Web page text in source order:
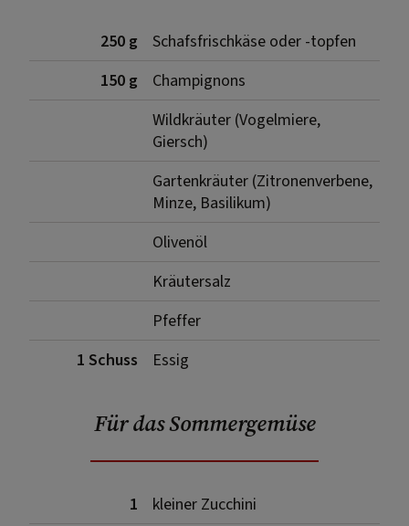
250 g
Schafsfrischkäse oder -topfen
150 g
Champignons
Wildkräuter (Vogelmiere,
Giersch)
Gartenkräuter (Zitronenverbene,
Minze, Basilikum)
Olivenöl
Kräutersalz
Pfeffer
1 Schuss
Essig
Für das Sommergemüse
1
kleiner Zucchini